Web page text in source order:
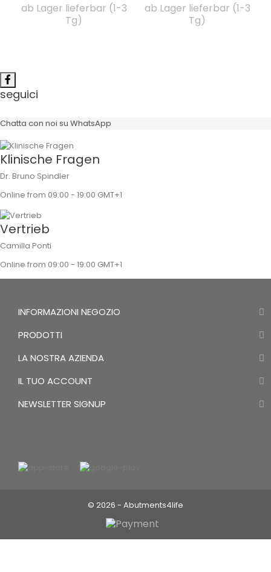
ab Lager lieferbar (1-3
Tg)
ab Lager lieferbar (1-3
Tg)
seguici
Chatta con noi su WhatsApp
Klinische Fragen
Dr. Bruno Spindler
Online from 09:00 - 19:00 GMT+1
Vertrieb
Camilla Ponti
Online from 09:00 - 19:00 GMT+1
INFORMAZIONI NEGOZIO
PRODOTTI
LA NOSTRA AZIENDA
IL TUO ACCOUNT
NEWSLETTER SIGNUP
© 2026 - Abutments4life